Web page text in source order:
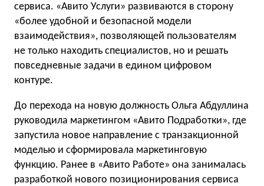
сервиса. «Авито Услуги» развиваются в сторону
«более удобной и безопасной модели
взаимодействия», позволяющей пользователям
не только находить специалистов, но и решать
повседневные задачи в едином цифровом
контуре.
До перехода на новую должность Ольга Абдуллина
руководила маркетингом «Авито Подработки», где
запустила новое направление с транзакционной
моделью и сформировала маркетинговую
функцию. Ранее в «Авито Работе» она занималась
разработкой нового позиционирования сервиса